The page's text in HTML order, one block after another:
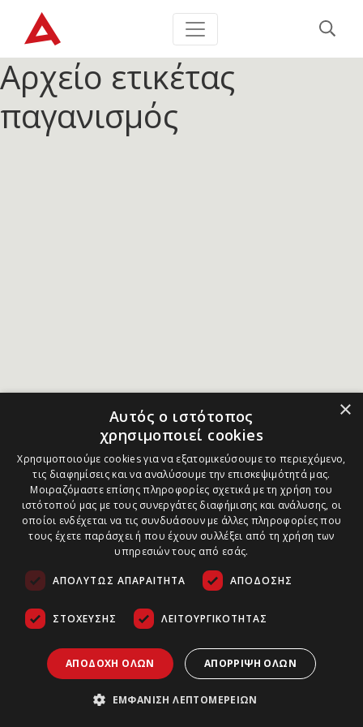
Αρχείο ετικέτας
παγανισμός
×
Αυτός ο ιστότοπος
χρησιμοποιεί cookies
Χρησιμοποιούμε cookies για να εξατομικεύσουμε το περιεχόμενο,
τις διαφημίσεις και να αναλύσουμε την επισκεψιμότητά μας.
Μοιραζόμαστε επίσης πληροφορίες σχετικά με τη χρήση του
ιστότοπού μας με τους συνεργάτες διαφήμισης και ανάλυσης, οι
οποίοι ενδέχεται να τις συνδυάσουν με άλλες πληροφορίες που
τους έχετε παράσχει ή που έχουν συλλέξει από τη χρήση των
υπηρεσιών τους από εσάς.
ΑΠΟΛΎΤΩΣ ΑΠΑΡΑΊΤΗΤΑ ΑΠΌΔΟΣΗΣ
ΣΤΌΧΕΥΣΗΣ ΛΕΙΤΟΥΡΓΙΚΌΤΗΤΑΣ
ΑΠΟΔΟΧΉ ΌΛΩΝ ΑΠΌΡΡΙΨΗ ΌΛΩΝ
ΕΜΦΆΝΙΣΗ ΛΕΠΤΟΜΕΡΕΙΏΝ